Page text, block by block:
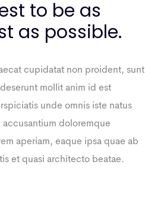
to be as
as possible.
cupidatat non proident, sunt
mollit anim id est
unde omnis iste natus
accusantium doloremque
aperiam, eaque ipsa quae ab
et quasi architecto beatae.